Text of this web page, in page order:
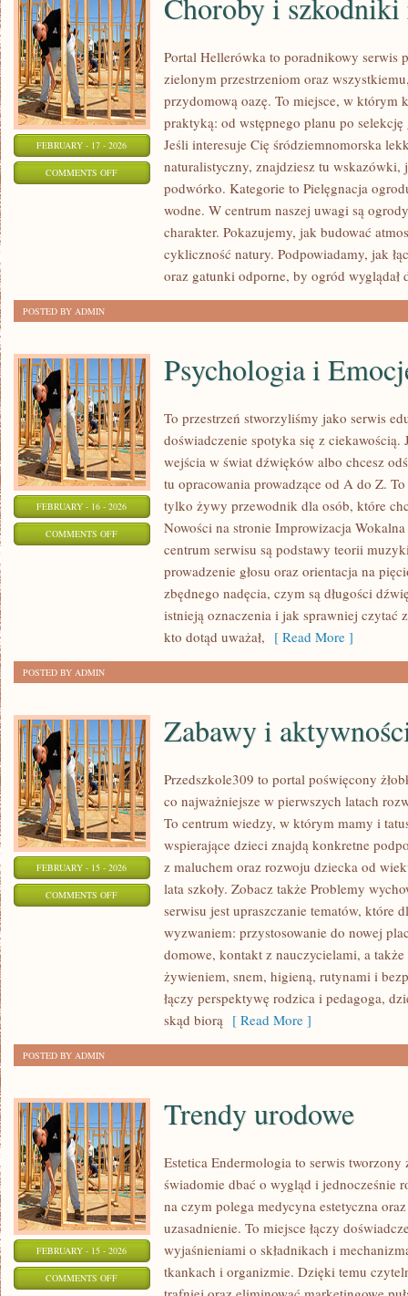
FEBRUARY - 17 - 2026
COMMENTS OFFON
SZKODNIKI
Portal Hellerówka to poradnikowy serwis
zielonym przestrzeniom oraz
przydomową oazę. To miejsce, w którym
praktyką: od wstępnego planu po
Jeśli interesuje Cię śródziemnomorska
naturalistyczny, znajdziesz tu wskazówki,
podwórko. Kategorie to Pielęgnacja
wodne. W centrum naszej uwagi są
charakter. Pokazujemy, jak budować
cykliczność natury. Podpowiadamy, jak
oraz gatunki odporne, by ogród wyglądał
POSTED BY ADMIN
FEBRUARY - 16 - 2026
COMMENTS OFFON
PSYCHOLOGIA
Psychologia i
To przestrzeń stworzyliśmy jako serwis
doświadczenie spotyka się z ciekawością.
wejścia w świat dźwięków albo chcesz
tu opracowania prowadzące od A do Z.
tylko żywy przewodnik dla osób, które
Nowości na stronie Improwizacja
centrum serwisu są podstawy teorii
prowadzenie głosu oraz orientacja na
zbędnego nadęcia, czym są długości
istnieją oznaczenia i jak sprawniej czytać
kto dotąd uważał, [ Read More ]
POSTED BY ADMIN
FEBRUARY - 15 - 2026
COMMENTS OFFON
AKTYWNOŚCI
Zabawy i
Przedszkole309 to portal poświęcony
co najważniejsze w pierwszych latach
To centrum wiedzy, w którym mamy i
wspierające dzieci znajdą konkretne
z maluchem oraz rozwoju dziecka od
lata szkoły. Zobacz także Problemy
serwisu jest upraszczanie tematów, które
wyzwaniem: przystosowanie do nowej
domowe, kontakt z nauczycielami, a
żywieniem, snem, higieną, rutynami i
łączy perspektywę rodzica i pedagoga,
skąd biorą [ Read More ]
POSTED BY ADMIN
FEBRUARY - 15 - 2026
COMMENTS OFFON
Trendy urodowe
Estetica Endermologia to serwis
świadomie dbać o wygląd i jednocześnie
na czym polega medycyna estetyczna
uzasadnienie. To miejsce łączy
wyjaśnieniami o składnikach i
tkankach i organizmie. Dzięki temu